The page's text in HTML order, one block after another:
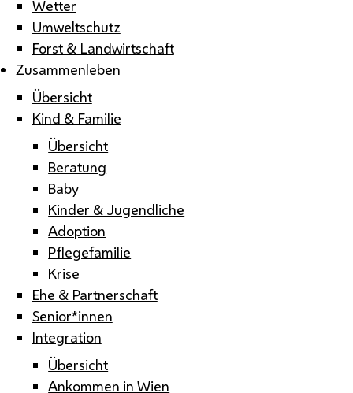
Wetter
Umweltschutz
Forst & Landwirtschaft
Zusammenleben
Übersicht
Kind & Familie
Übersicht
Beratung
Baby
Kinder & Jugendliche
Adoption
Pflegefamilie
Krise
Ehe & Partnerschaft
Senior*innen
Integration
Übersicht
Ankommen in Wien